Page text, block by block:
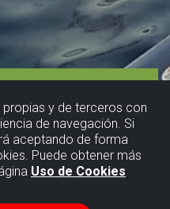
y de terceros con
de navegación. Si
aceptando de forma
Puede obtener más
Uso de Cookies